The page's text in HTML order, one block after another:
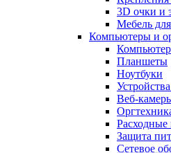
3D очки и
Мебель
Компьютеры и
Планшеты
Ноутбуки
Веб-
Расходные
Защита
Сетевое